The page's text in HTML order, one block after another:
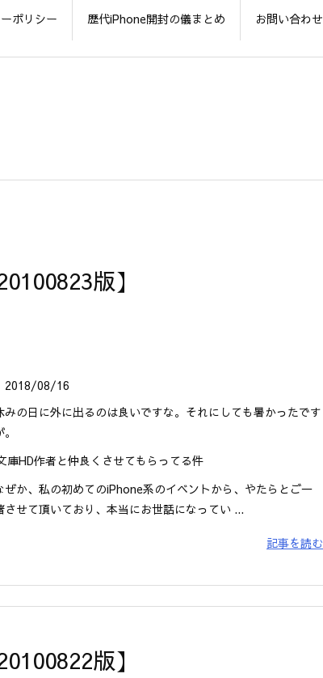
ポリシー 歴代iPhone開封の儀まとめ お問い合わせ
版】
2018/08/16
みの日に外に出るのは良いですな。それにしても暑かったです
庫HD作者と仲良くさせてもらってる件
ぜか、私の初めてのiPhone系のイベントから、やたらとご一
させて頂いており、本当にお世話になってい ...
記事を読む
版】